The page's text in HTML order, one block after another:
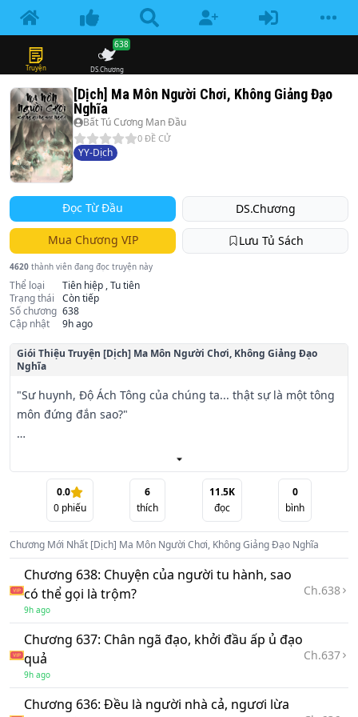
Truyện DS.Chương
638
[Dịch] Ma Môn Người Chơi, Không Giảng Đạo
Nghĩa
Bất Tú Cương Man Đầu
0 ĐỀ CỬ
YY-Dịch
Đọc Từ Đầu DS.Chương
Mua Chương VIP Lưu Tủ Sách
4620 thành viên đang đọc truyện này
Thể loại
Tiên hiệp , Tu tiên
Trạng thái
Còn tiếp
Số chương 638
Cập nhật
9h ago
Giói Thiệu Truyện [Dịch] Ma Môn Người Chơi, Không Giảng Đạo
Nghĩa
"Sư huynh, Độ Ách Tông của chúng ta... thật sự là một tông
môn đứng đắn sao?"
lên tấm 'Đệ tử danh lục' này đi." Gã thanh niên áo xanh vừa
nói, vừa chỉ tay vào một lá cờ đen ngòm, tỏa ra âm khí lạnh
lẽo thấu xương.
......
Xuyên không trong chớp mắt, Sở Mặc trở thành một tên
"tạp binh dự bị" của Độ Ách Ma Môn.
Vốn tưởng rằng cánh cửa mình vừa bước qua sẽ dẫn tới
con đường đắc đạo trường sinh, ngự kiếm tiêu dao. Lại
chẳng thể ngờ, giới tu tiên này... nó lạ lắm!
0.0
0phiếu
6
thích
11.5K
đọc
0
bình
Chương Mới Nhất [Dịch] Ma Môn Người Chơi, Không Giảng Đạo Nghĩa
Chương 638: Chuyện của người tu hành, sao
có thể gọi là trộm?
9h ago
Ch.638
Chương 637: Chân ngã đạo, khởi đầu ấp ủ đạo
quả
9h ago
Ch.637
Chương 636: Đều là người nhà cả, ngươi lừa